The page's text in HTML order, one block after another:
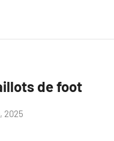
de foot
2025